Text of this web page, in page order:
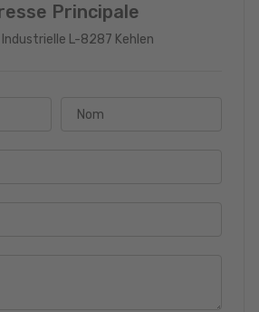
Principale
L-8287 Kehlen
Nom